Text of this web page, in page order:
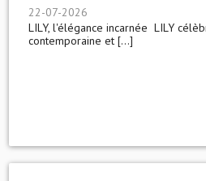
22-07-2026
LILY, l'élégance incarnée LILY
contemporaine et [...]